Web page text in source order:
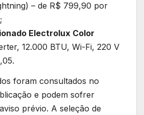
– de R$ 799,90 por
Electrolux Color
12.000 BTU, Wi-Fi, 220 V
foram consultados no
e podem sofrer
prévio. A seleção de